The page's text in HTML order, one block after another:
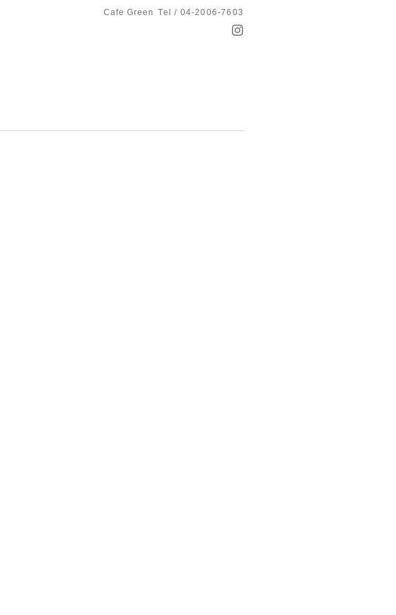
Cafe Green Tel / 04-2006-7603